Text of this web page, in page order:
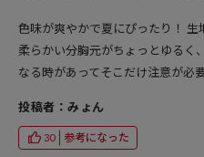
色味が爽やかで夏にぴったり！
柔らかい分胸元がちょっとゆるく
なる時があってそこだけ注意が必要
投稿者：みょん
30 参考になった